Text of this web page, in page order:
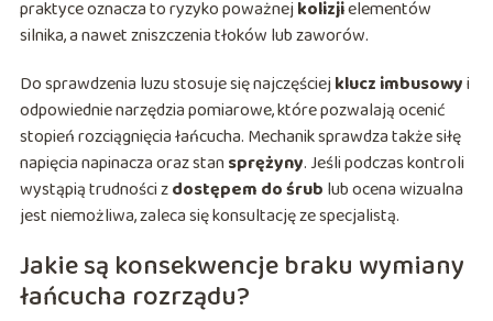
praktyce oznacza to ryzyko poważnejkolizjielementów
silnika, a nawet zniszczenia tłoków lub zaworów.
Do sprawdzenia luzu stosuje się najczęściejklucz imbusowyi
odpowiednie narzędzia pomiarowe, które pozwalają ocenić
stopień rozciągnięcia łańcucha. Mechanik sprawdza także siłę
napięcia napinacza oraz stansprężyny. Jeśli podczas kontroli
wystąpią trudności zdostępem do śrub lub ocena wizualna
jest niemożliwa, zaleca się konsultację ze specjalistą.
Jakie są konsekwencje braku wymiany
łańcucha rozrządu?